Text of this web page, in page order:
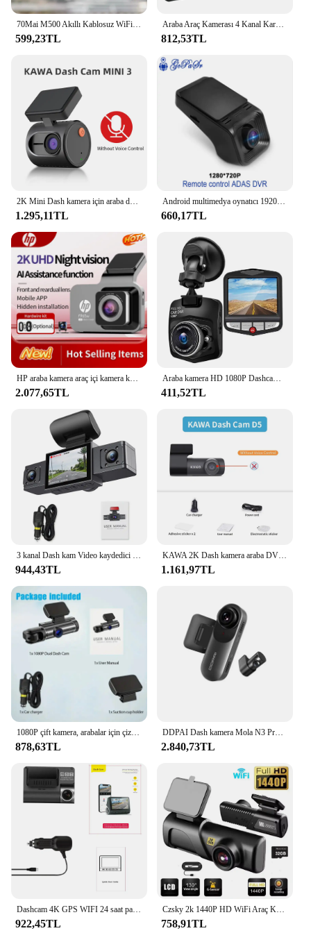
top choice for its performance and storage
capabilities.
70Mai M500 Akıllı Kablosuz WiFi Araç Araç Kamerası HD Gece Görüş 24 H Uzaktan Park İzleme Otomatik Kaydedici Araç Için
599,23TL
Araba Araç Kamerası 4 Kanal Kara Kutu Sürüş Kamerası FHD 1080 P Ön Sol Sağ Arka Gece Görüş Döngü Kayıt 24 H Park Monitörü
812,53TL
2K Mini Dash kamera için araba dvr'ı Dash kamera KAWA MINI 3 Video kaydedici acil ses kontrolü gece görüş WiFi APP monitör WDR
1.295,11TL
Android multimedya oynatıcı 1920*1080P Dashcam ADAS Mini araba dvr'ı kamera HD araba kamera otomatik dijital Video kaydedici araç kamerası
660,17TL
2.077,65TL
Araba kamera HD 1080P Dashcam DVR kaydedici Dash kamera araba DVR oto dikiz kamera araç kamera ayna kaydedici
411,52TL
944,43TL
KAWA 2K Dash kamera araba DVR için Dashcam Video kaydedici arabada ses kontrolü 24 saat park sensörleri WiFi APP 360 monitör
1.161,97TL
878,63TL
DDPAI Dash kamera Mola N3 Pro GPS sürüş araç kam Wifi akıllı bağlantı araba kaydedici 1600P HD
2.840,73TL
922,45TL 758,91TL